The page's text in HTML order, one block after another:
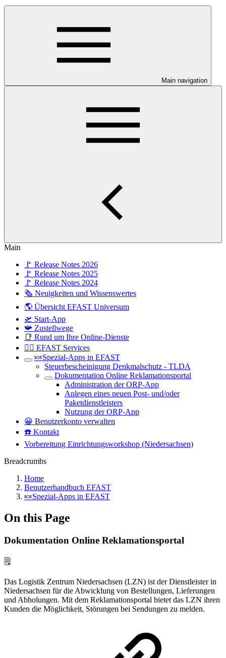
Main navigation
Main
🚩 Release Notes 2026
🚩 Release Notes 2025
🚩 Release Notes 2024
🗞️ Neuigkeiten und Wissenswertes
🌎 Übersicht EFAST Universum
🛫 Start-App
📯 Zustellwege
📑 Rund um Ihre Online-Dienste
🤷‍♀️ EFAST Services
🍬Spezial-Apps in EFAST
Steuerbescheinigung Denkmalschutz - TLDA
Dokumentation Online Reklamationsportal
Administration der ORP-App
Anlegen eines neuen Post- und/oder
Paketdienstleisters
Nutzung der ORP-App
😀 Benutzerkonto verwalten
☎️ Kontakt
Vorbereitung Einrichtungsworkshop (Niedersachsen)
Breadcrumbs
Home
Benutzerhandbuch EFAST
🍬Spezial-Apps in EFAST
On this Page
Dokumentation Online Reklamationsportal
🗒️
Das Logistik Zentrum Niedersachsen (LZN) ist der Dienstleister in
Niedersachsen für die Abwicklung von Bestellungen, Lieferungen
und Abholungen. Mit dem Reklamationsportal bietet das LZN ihren
Kunden die Möglichkeit, Störungen bei Sendungen zu melden.